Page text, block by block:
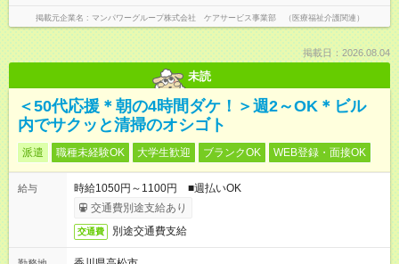
掲載元企業名 マンパワーグループ株式会社 ケアサービス事業部 （医療福祉介護関連）
掲載日：2026.08.04
未読
＜50代応援＊朝の4時間ダケ！＞週2～OK＊ビル
内でサクッと清掃のオシゴト
派遣 職種未経験OK 大学生歓迎 ブランクOK WEB登録・面接OK
給与
時給1050円～1100円 ■週払いOK
交通費別途支給あり
交通費 別途交通費支給